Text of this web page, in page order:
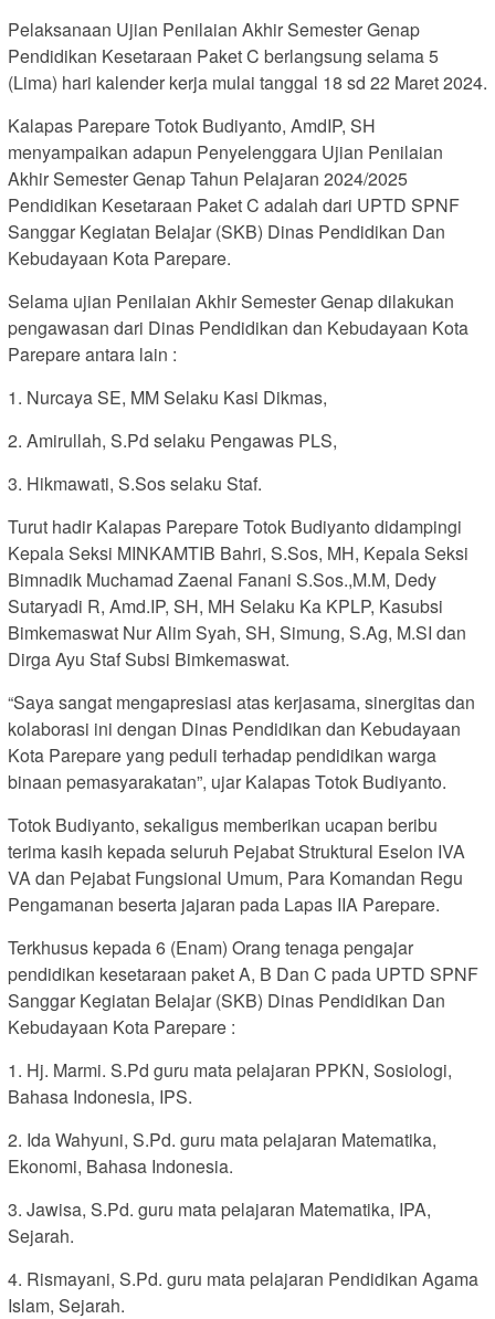
Pelaksanaan Ujian Penilaian Akhir Semester Genap
Pendidikan Kesetaraan Paket C berlangsung selama 5
(Lima) hari kalender kerja mulai tanggal 18 sd 22 Maret 2024.
Kalapas Parepare Totok Budiyanto, AmdIP, SH
menyampaikan adapun Penyelenggara Ujian Penilaian
Akhir Semester Genap Tahun Pelajaran 2024/2025
Pendidikan Kesetaraan Paket C adalah dari UPTD SPNF
Sanggar Kegiatan Belajar (SKB) Dinas Pendidikan Dan
Kebudayaan Kota Parepare.
Selama ujian Penilaian Akhir Semester Genap dilakukan
pengawasan dari Dinas Pendidikan dan Kebudayaan Kota
Parepare antara lain :
1. Nurcaya SE, MM Selaku Kasi Dikmas,
2. Amirullah, S.Pd selaku Pengawas PLS,
3. Hikmawati, S.Sos selaku Staf.
Turut hadir Kalapas Parepare Totok Budiyanto didampingi
Kepala Seksi MINKAMTIB Bahri, S.Sos, MH, Kepala Seksi
Bimnadik Muchamad Zaenal Fanani S.Sos.,M.M, Dedy
Sutaryadi R, Amd.IP, SH, MH Selaku Ka KPLP, Kasubsi
Bimkemaswat Nur Alim Syah, SH, Simung, S.Ag, M.SI dan
Dirga Ayu Staf Subsi Bimkemaswat.
“Saya sangat mengapresiasi atas kerjasama, sinergitas dan
kolaborasi ini dengan Dinas Pendidikan dan Kebudayaan
Kota Parepare yang peduli terhadap pendidikan warga
binaan pemasyarakatan”, ujar Kalapas Totok Budiyanto.
Totok Budiyanto, sekaligus memberikan ucapan beribu
terima kasih kepada seluruh Pejabat Struktural Eselon IVA
VA dan Pejabat Fungsional Umum, Para Komandan Regu
Pengamanan beserta jajaran pada Lapas IIA Parepare.
Terkhusus kepada 6 (Enam) Orang tenaga pengajar
pendidikan kesetaraan paket A, B Dan C pada UPTD SPNF
Sanggar Kegiatan Belajar (SKB) Dinas Pendidikan Dan
Kebudayaan Kota Parepare :
1. Hj. Marmi. S.Pd guru mata pelajaran PPKN, Sosiologi,
Bahasa Indonesia, IPS.
2. Ida Wahyuni, S.Pd. guru mata pelajaran Matematika,
Ekonomi, Bahasa Indonesia.
3. Jawisa, S.Pd. guru mata pelajaran Matematika, IPA,
Sejarah.
4. Rismayani, S.Pd. guru mata pelajaran Pendidikan Agama
Islam, Sejarah.